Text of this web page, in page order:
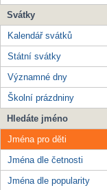
Svátky
Kalendář svátků
Státní svátky
Významné dny
Školní prázdniny
Hledáte jméno
Jména pro děti
Jména dle četnosti
Jména dle popularity